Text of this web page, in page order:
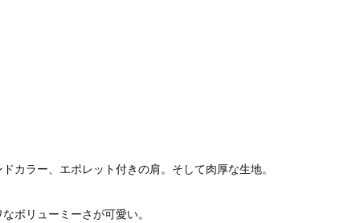
カラー、エポレット付きの肩。そして肉厚な生地。
ボリューミーさが可愛い。